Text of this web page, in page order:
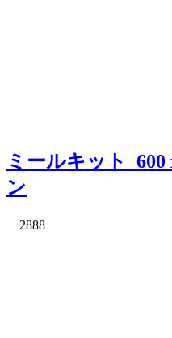
ミールキット
ン
2888